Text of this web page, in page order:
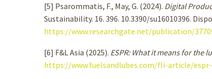
[5] Psarommatis, F., May, G. (2024). Digital
Sustainability. 16. 396. 10.3390/su16010396.
https://www.researchgate.net/publication/
[6] F&L Asia (2025). ESPR: What it means for the
https://www.fuelsandlubes.com/fli-article/